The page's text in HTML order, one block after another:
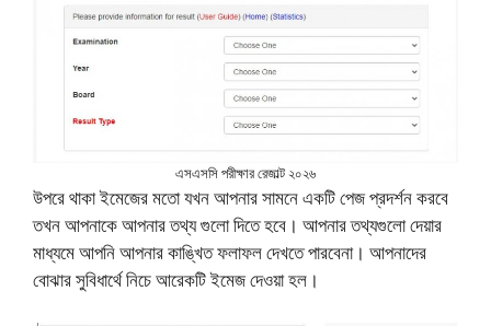
এসএসসি পরীক্ষার রেজাল্ট ২০২৬
উপরে থাকা ইমেজের মতো যখন আপনার সামনে একটি পেজ প্রদর্শন করবে
তখন আপনাকে আপনার তথ্য গুলো দিতে হবে। আপনার তথ্যগুলো দেয়ার
মাধ্যমে আপনি আপনার কাঙ্খিত ফলাফল দেখতে পারবেনা। আপনাদের
বোঝার সুবিধার্থে নিচে আরেকটি ইমেজ দেওয়া হল।